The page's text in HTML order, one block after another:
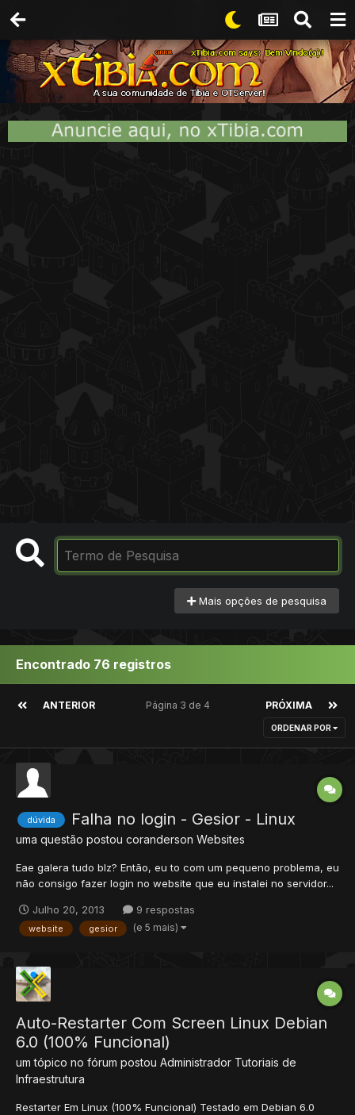
Mais opções de pesquisa
Encontrado 76 registros
ANTERIOR PRÓXIMA
Página 3 de 4
ORDENAR POR
dúvida Falha no login - Gesior - Linux
uma questão postou coranderson Websites
Eae galera tudo blz? Então, eu to com um pequeno problema, eu
não consigo fazer login no website que eu instalei no servidor...
acc e tentei fazer login... E nada funcionou... Eu coloco o login, a
senha, clico em Submit, ai a pagin...
Julho 20, 2013 9 respostas
website gesior (e 5 mais)
Auto-Restarter Com Screen Linux Debian
6.0 (100% Funcional)
um tópico no fórum postou Administrador Tutoriais de
Infraestrutura
Restarter Em Linux (100% Funcional) Testado em Debian 6.0